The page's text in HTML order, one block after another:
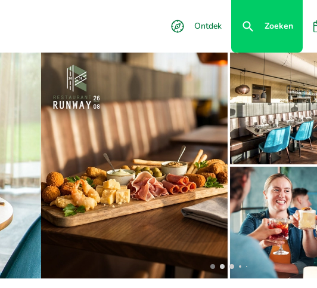
Ontdek Zoeken